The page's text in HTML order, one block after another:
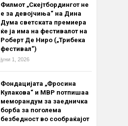
Филмот „Скејтбордингот не
е за девојчиња“ на Дина
Дума светската премиера
ќе ја има на фестивалот на
Роберт Де Ниро („Трибека
фестивал“)
јуни 1, 2026
Фондацијата „Фросина
Кулакова“ и МВР потпишаа
меморандум за заедничка
борба за поголема
безбедност во сообраќајот